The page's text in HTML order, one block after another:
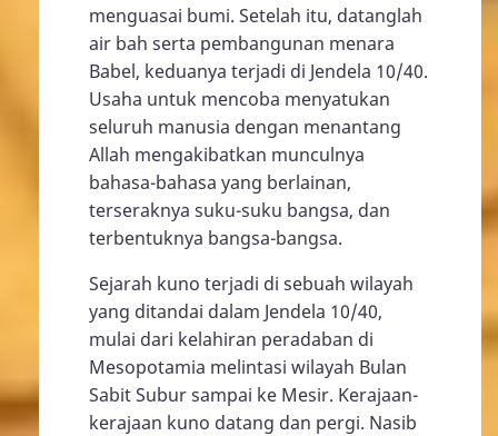
menguasai bumi. Setelah itu, datanglah
air bah serta pembangunan menara
Babel, keduanya terjadi di Jendela 10/40.
Usaha untuk mencoba menyatukan
seluruh manusia dengan menantang
Allah mengakibatkan munculnya
bahasa-bahasa yang berlainan,
terseraknya suku-suku bangsa, dan
terbentuknya bangsa-bangsa.
Sejarah kuno terjadi di sebuah wilayah
yang ditandai dalam Jendela 10/40,
mulai dari kelahiran peradaban di
Mesopotamia melintasi wilayah Bulan
Sabit Subur sampai ke Mesir. Kerajaan-
kerajaan kuno datang dan pergi. Nasib